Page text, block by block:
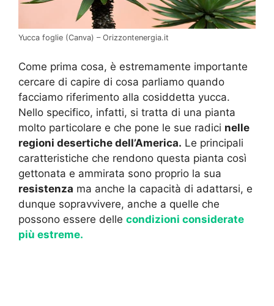
Yucca foglie (Canva) – Orizzontenergia.it
Come prima cosa, è estremamente importante
cercare di capire di cosa parliamo quando
facciamo riferimento alla cosiddetta yucca.
Nello specifico, infatti, si tratta di una pianta
molto particolare e che pone le sue radici nelle
regioni desertiche dell’America. Le principali
caratteristiche che rendono questa pianta così
gettonata e ammirata sono proprio la sua
resistenza ma anche la capacità di adattarsi, e
dunque sopravvivere, anche a quelle che
possono essere delle condizioni considerate
più estreme.